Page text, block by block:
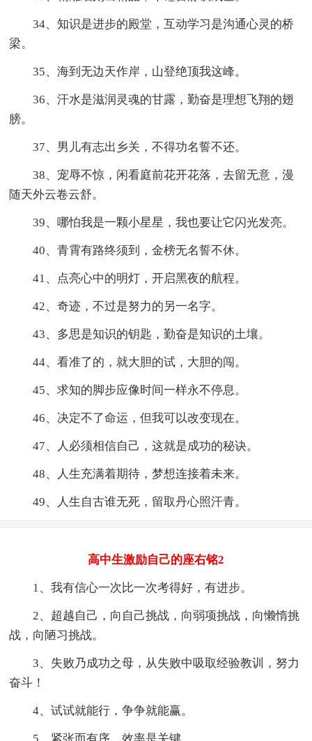
34、知识是进步的殿堂，互动学习是沟通心灵的桥
梁。
35、海到无边天作岸，山登绝顶我这峰。
36、汗水是滋润灵魂的甘露，勤奋是理想飞翔的翅
膀。
37、男儿有志出乡关，不得功名誓不还。
38、宠辱不惊，闲看庭前花开花落，去留无意，漫
随天外云卷云舒。
39、哪怕我是一颗小星星，我也要让它闪光发亮。
40、青霄有路终须到，金榜无名誓不休。
41、点亮心中的明灯，开启黑夜的航程。
42、奇迹，不过是努力的另一名字。
43、多思是知识的钥匙，勤奋是知识的土壤。
44、看准了的，就大胆的试，大胆的闯。
45、求知的脚步应像时间一样永不停息。
46、决定不了命运，但我可以改变现在。
47、人必须相信自己，这就是成功的秘诀。
48、人生充满着期待，梦想连接着未来。
49、人生自古谁无死，留取丹心照汗青。
高中生激励自己的座右铭2
1、我有信心一次比一次考得好，有进步。
2、超越自己，向自己挑战，向弱项挑战，向懒惰挑
战，向陋习挑战。
3、失败乃成功之母，从失败中吸取经验教训，努力
奋斗！
4、试试就能行，争争就能赢。
5、紧张而有序，效率是关键。